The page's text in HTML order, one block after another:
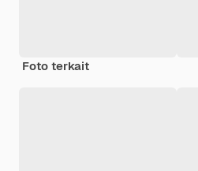
Foto terkait